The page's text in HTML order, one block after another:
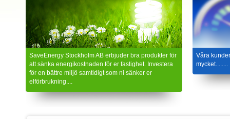
SaveEnergy Stockholm AB erbjuder bra produkter för
att sänka energikostnaden för er fastighet. Investera
för en bättre miljö samtidigt som ni sänker er
elförbrukning....
Våra
mycket........